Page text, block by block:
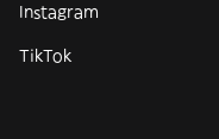
Instagram
TikTok